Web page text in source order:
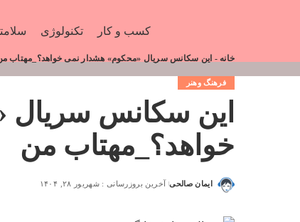
کسب و کار تکنولوژی
خانه - این سکانس سریال «محکوم» هشدار نمی خواهد؟_مهتاب
فرهنگ وهنر
این سکانس سریال
خواهد؟_مهتاب من
ایمان صالحی آخرین بروزرسانی : شهریور ۲۸, ۱۴۰۴